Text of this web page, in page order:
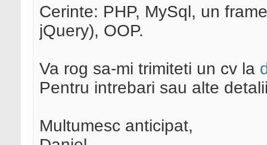
Cerinte: PHP, MySql, un
jQuery), OOP.
Va rog sa-mi trimiteti un cv la
Pentru intrebari sau alte
Multumesc anticipat,